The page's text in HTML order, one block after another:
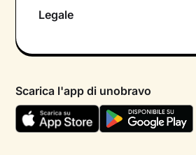
Psicologo in chat
Aiuto urgente
FAQ
Legale
Termini e condizioni
Informativa Privacy
Scarica l'app di unobravo